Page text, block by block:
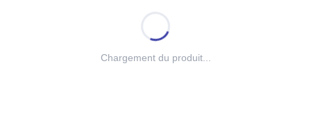
CHAUFFAGE
Chargement du produit...